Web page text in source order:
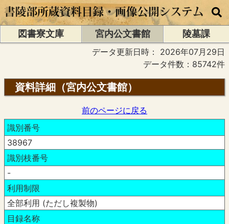
図書寮文庫 宮内公文書館
陵墓課
データ更新日時： 2026年07月29日
データ件数：85742件
資料詳細（宮内公文書館）
前のページに戻る
識別番号
38967
識別枝番号
-
利用制限
全部利用 (ただし複製物)
目録名称